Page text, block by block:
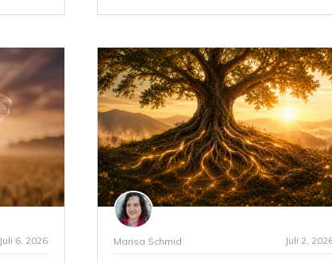
Juli 6, 2026 Marisa Schmid Juli 2,